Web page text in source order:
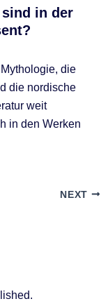
in der
die
die nordische
weit
in den Werken
NEXT